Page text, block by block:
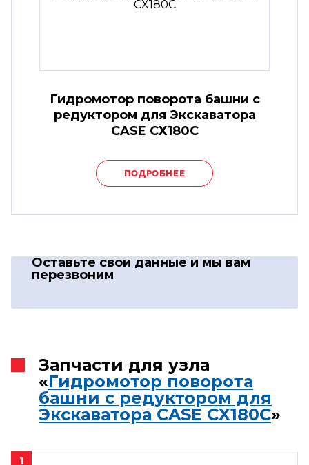
Гидромотор поворота башни с
редуктором для Экскаватора
CASE CX180C
ПОДРОБНЕЕ
Оставьте свои данные и мы вам
перезвоним
Запчасти для узла
«Гидромотор поворота
башни с редуктором для
Экскаватора CASE CX180C»
1